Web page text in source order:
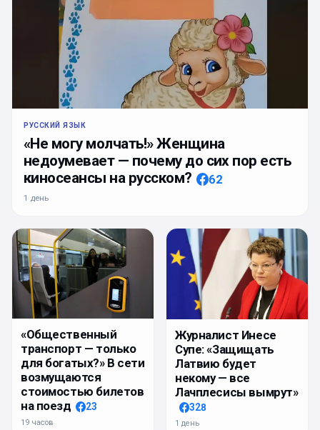
РУССКИЙ ЯЗЫК
«Не могу молчать!» Женщина
недоумевает — почему до сих пор есть
киносеансы на русском?
62
1 день
«Общественный
транспорт — только
для богатых?» В сети
возмущаются
стоимостью билетов
на поезд
23
19 часов
Журналист Инесе
Супе: «Защищать
Латвию будет
некому — все
Лачплесисы вымрут»
328
1 день